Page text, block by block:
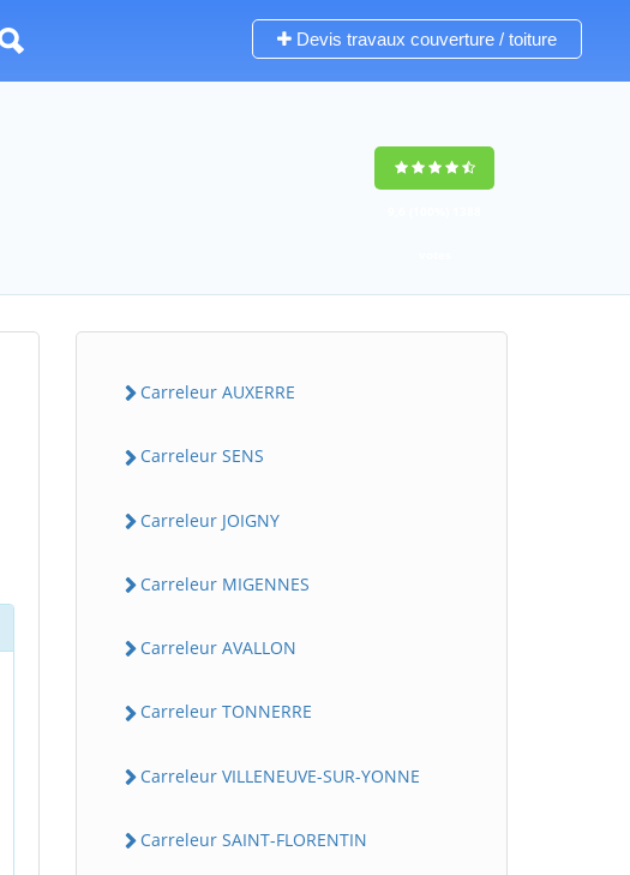
Devis travaux couverture / toiture
Carreleur AUXERRE
Carreleur SENS
Carreleur JOIGNY
Carreleur MIGENNES
Carreleur AVALLON
Carreleur TONNERRE
Carreleur VILLENEUVE-SUR-YONNE
Carreleur SAINT-FLORENTIN